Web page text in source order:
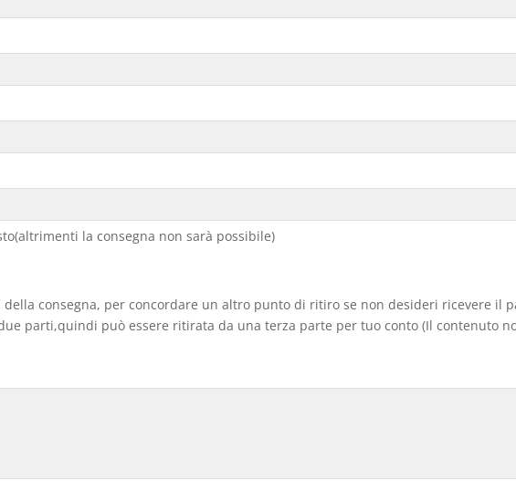
la consegna non sarà possibile)
consegna, per concordare un altro punto di ritiro se non desideri ricevere il
parti,quindi può essere ritirata da una terza parte per tuo conto (Il contenuto